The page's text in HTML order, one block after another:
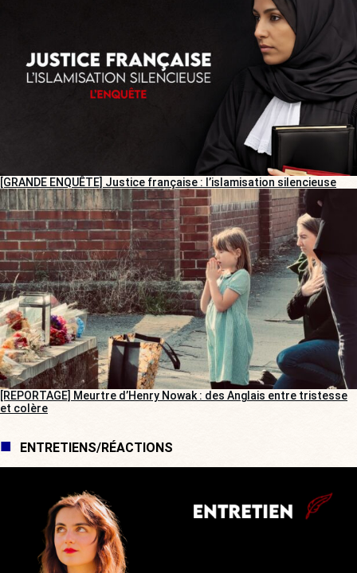
[GRANDE ENQUÊTE] Justice française : l’islamisation silencieuse
[REPORTAGE] Meurtre d’Henry Nowak : des Anglais entre tristesse
et colère
ENTRETIENS/RÉACTIONS